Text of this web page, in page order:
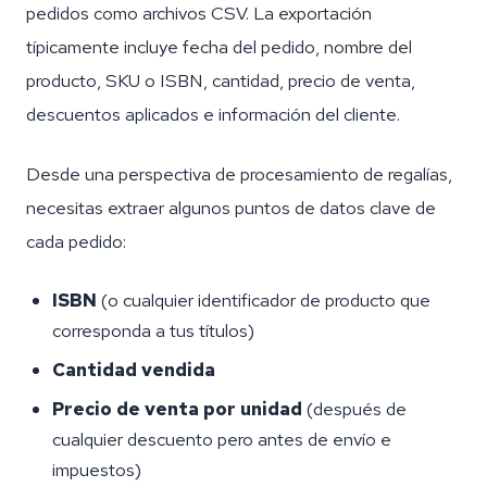
pedidos como archivos CSV. La exportación
típicamente incluye fecha del pedido, nombre del
producto, SKU o ISBN, cantidad, precio de venta,
descuentos aplicados e información del cliente.
Desde una perspectiva de procesamiento de regalías,
necesitas extraer algunos puntos de datos clave de
cada pedido:
ISBN (o cualquier identificador de producto que
corresponda a tus títulos)
Cantidad vendida
Precio de venta por unidad (después de
cualquier descuento pero antes de envío e
impuestos)